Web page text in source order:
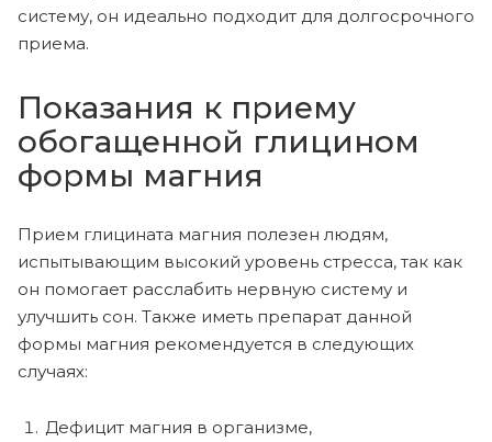
систему, он идеально подходит для долгосрочного
приема.
Показания к приему
обогащенной глицином
формы магния
Прием глицината магния полезен людям,
испытывающим высокий уровень стресса, так как
он помогает расслабить нервную систему и
улучшить сон. Также иметь препарат данной
формы магния рекомендуется в следующих
случаях:
Дефицит магния в организме,